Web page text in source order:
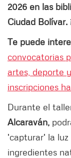
2026 en las
Ciudad Bolívar.
Te puede
convocatorias
artes, deporte
inscripciones
Durante el
Alcaraván,
'capturar' la
ingredientes